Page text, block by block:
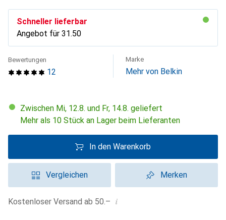
Schneller lieferbar
Angebot für CHF
31.50
12
Bewertungen Marke
Mehr von Belkin
Zwischen Mi, 12.8. und Fr, 14.8. geliefert
Mehr als 10 Stück an Lager beim Lieferanten
In den Warenkorb
Vergleichen Merken
Kostenloser Versand ab 50.– i